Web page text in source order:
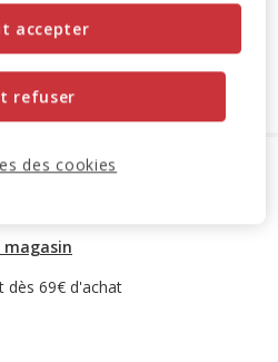
en magasin
dès 69€ d'achat
refuser
accepter
des cookies